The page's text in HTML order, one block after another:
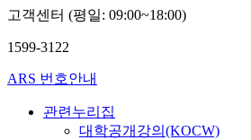
고객센터 (평일: 09:00~18:00)
1599-3122
ARS 번호안내
관련누리집
대학공개강의(KOCW)